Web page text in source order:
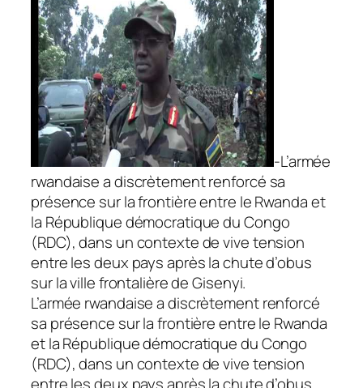
-L’armée
rwandaise a discrètement renforcé sa
présence sur la frontière entre le Rwanda et
la République démocratique du Congo
(RDC), dans un contexte de vive tension
entre les deux pays après la chute d’obus
sur la ville frontalière de Gisenyi.
L’armée rwandaise a discrètement renforcé
sa présence sur la frontière entre le Rwanda
et la République démocratique du Congo
(RDC), dans un contexte de vive tension